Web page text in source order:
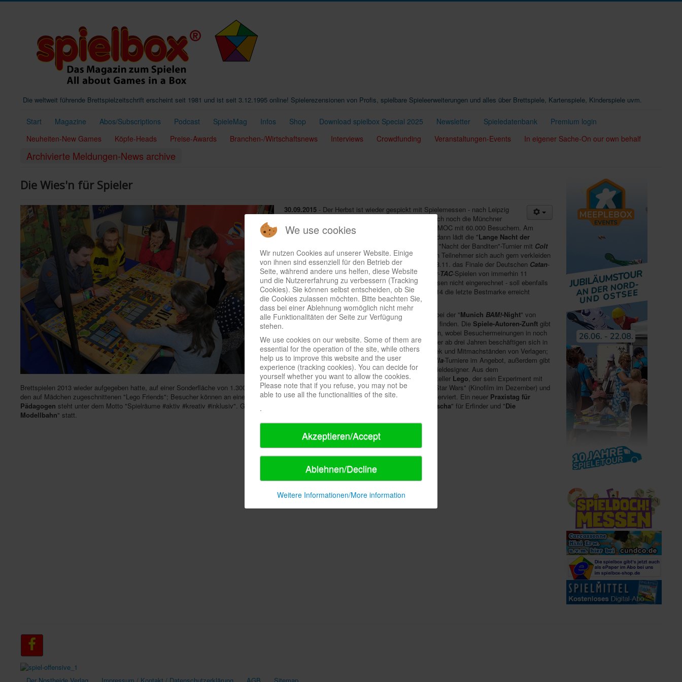
Die weltweit führende Brettspielzeitschrift erscheint seit 1981 und ist seit 3.12.1995 online! Spielerezensionen von Profis, spielbare Spieleerweiterungen und alles über Brettspiele, Kartenspiele, Kinderspiele uvm.
Start Magazine Abos/Subscriptions Podcast SpieleMag Infos Shop Download spielbox Special 2025 Newsletter Spieledatenbank
Premium login
Neuheiten-New Games
Köpfe-Heads Preise-Awards Branchen-/Wirtschaftsnews Interviews Crowdfunding Veranstaltungen-Events In eigener Sache-On our own behalf
Archivierte Meldungen-News archive
Die Wies'n für Spieler
30.09.2015 - Der Herbst ist wieder gespickt mit Spielemessen - nach Leipzig
(2.-4.10) und Essen (8.-11.10.) steigt am 6.-8.11. auch noch die Münchner
Spielwies'n und rechnet im Veranstaltungszentrum MOC mit 60.000 Besuchern. Am
Samstag dürfte viel Kaffee getrunken werden, denn dann lädt die "Lange Nacht der
kündigt ein "Nacht der Banditen"-Turnier mit Colt
Expressin passendem Saloon-Ambiente an, dessen Teilnehmer sich auch gern verkleiden
dürfen. Zum dritten Mal wird in München am 7. und 8.11. das Finale der Deutschen Catan-
Meisterschaft ausgetragen. Der Weltrekord im Dauer-TAC-Spielen von immerhin 11
Stunden und 38 Minuten - Toiletten- und andere Pausen nicht eingerechnet - soll ebenfalls
auf der Spielwies'n übertroffen werden, wo schon 2014 die letzte Bestmarke erreicht
worden war.
Am Samstagabend können Besucher ab 16 Jahren bei der "Munich BAM!-Night" von
ab 21 Uhr originelle Begriffe für Textlücken finden. Die Spiele-Autoren-Zunft gibt
Gelegenheit, Partien mit Spieleerfindern zu bestreiten, wobei Besuchermeinungen in noch
unveröffentlichte Prototypen einfließen können. Kinder ab drei Jahren beschäftigen sich in
einem eigenen "Spieleparadies" mit Kinderspielothek und Mitmachständen von Verlagen;
für den Nachwuchs ab sechs Jahren sind
Spinderella-Turniere im Angebot, außerdem gibt
es eineSpieleerfinderwerkstattfür die jüngsten Spieldesigner. Aus dem
Spielwarenbereich präsentiert sich der Bausteinhersteller Lego, der sein Experiment mit
Brettspielen 2013 wieder aufgegeben hatte, auf einer Sonderfläche von 1.300 m² mit Neuheiten aus seinem Sortiment, darunter Produkte zu "Star Wars" (Kinofilm im Dezember) und
den auf Mädchen zugeschnittenen "Lego Friends"; Besucher können an einem XXL-Mosaik mitbasteln, Kindern wird ein eigenes Spielareal reserviert. Ein neuer Praxistag für
Pädagogen steht unter dem Motto "Spielräume #aktiv #kreativ #inklusiv". Gleichzeitig finden ein Forscha" für Erfinder und "Die
Modellbahn" statt.
Der Nostheide Verlag Impressum / Kontakt / Datenschutzerklärung AGB Sitemap
We use cookies
Wir nutzen Cookies auf unserer Website. Einige
von ihnen sind essenziell für den Betrieb der
Seite, während andere uns helfen, diese Website
und die Nutzererfahrung zu verbessern (Tracking
Cookies). Sie können selbst entscheiden, ob Sie
die Cookies zulassen möchten. Bitte beachten Sie,
dass bei einer Ablehnung womöglich nicht mehr
alle Funktionalitäten der Seite zur Verfügung
stehen.
We use cookies on our website. Some of them are
essential for the operation of the site, while others
help us to improve this website and the user
experience (tracking cookies). You can decide for
yourself whether you want to allow the cookies.
Please note that if you refuse, you may not be
able to use all the functionalities of the site.
.
Akzeptieren/Accept
Ablehnen/Decline
Weitere Informationen/More information